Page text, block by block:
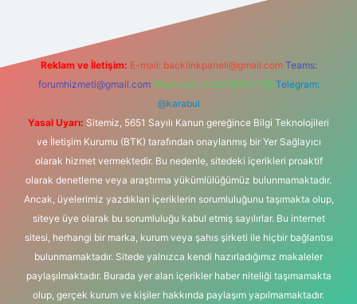
Reklam ve İletişim: E-mail: backlinkpaneli@gmail.com Teams:
forumhizmeti@gmail.com Whatsapp: 0262 606 0 726 Telegram:
@karabul
Yasal Uyarı: Sitemiz, 5651 Sayılı Kanun gereğince Bilgi Teknolojileri
ve İletişim Kurumu (BTK) tarafından onaylanmış bir Yer Sağlayıcı
olarak hizmet vermektedir. Bu nedenle, sitedeki içerikleri proaktif
olarak denetleme veya araştırma yükümlülüğümüz bulunmamaktadır.
Ancak, üyelerimiz yazdıkları içeriklerin sorumluluğunu taşımakta olup,
siteye üye olarak bu sorumluluğu kabul etmiş sayılırlar. Bu internet
sitesi, herhangi bir marka, kurum veya şahıs şirketi ile hiçbir bağlantısı
bulunmamaktadır. Sitede yalnızca kendi hazırladığımız makaleler
paylaşılmaktadır. Burada yer alan içerikler haber niteliği taşımamakta
olup, gerçek kurum ve kişiler hakkında paylaşım yapılmamaktadır.